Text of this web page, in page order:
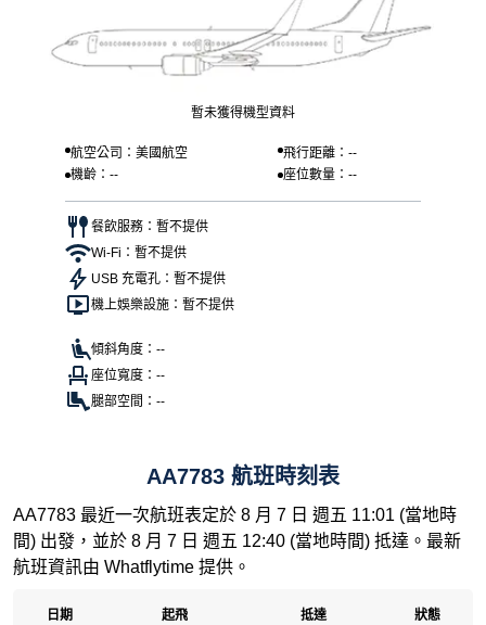
暫未獲得機型資料
航空公司：美國航空
飛行距離：--
機齡：--
座位數量：--
餐飲服務：暫不提供
Wi-Fi：暫不提供
USB 充電孔：暫不提供
機上娛樂設施：暫不提供
傾斜角度：--
座位寬度：--
腿部空間：--
AA7783 航班時刻表
AA7783 最近一次航班表定於 8 月 7 日 週五 11:01 (當地時
間) 出發，並於 8 月 7 日 週五 12:40 (當地時間) 抵達。最新
航班資訊由 Whatflytime 提供。
日期 起飛 抵達 狀態